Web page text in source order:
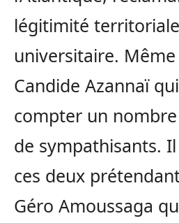
légitimité
universitaire.
Candide Azannaï
compter un
de sympathisants.
ces deux
Géro Amoussaga